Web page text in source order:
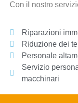
Con il nostro
Riparazioni
Riduzione dei
Personale
Servizio
macchinari